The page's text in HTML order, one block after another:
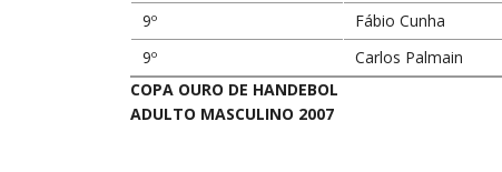
9º
Fábio Cunha
9º
Carlos Palmain
COPA OURO DE HANDEBOL
ADULTO MASCULINO 2007